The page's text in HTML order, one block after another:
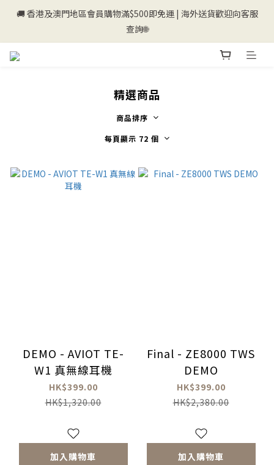
💰新登記會員即送50購物金💰
🚚 香港及澳門地區會員購物滿$500即免運 | 海外送貨歡迎向客服
查詢🌐
精選商品
商品排序
每頁顯示 72 個
DEMO - AVIOT TE-
W1 真無線耳機
HK$399.00
HK$1,320.00
加入購物車
Final - ZE8000 TWS
DEMO
HK$399.00
HK$2,380.00
加入購物車